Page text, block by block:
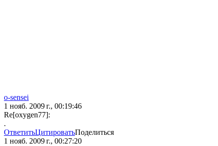
o-sensei
1 нояб. 2009 г., 00:19:46
Re[oxygen77]:
.
ОтветитьЦитироватьПоделиться
1 нояб. 2009 г., 00:27:20